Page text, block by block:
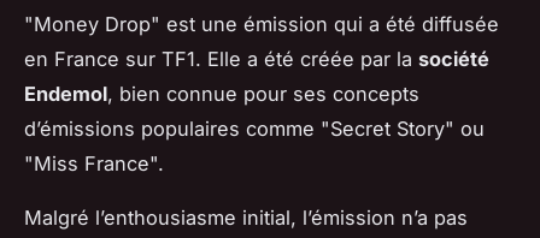
"Money Drop" est une émission qui a été diffusée
en France sur TF1. Elle a été créée par la société
Endemol, bien connue pour ses concepts
d’émissions populaires comme "Secret Story" ou
"Miss France".
Malgré l’enthousiasme initial, l’émission n’a pas